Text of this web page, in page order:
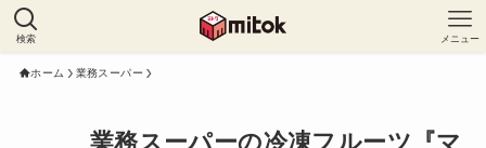
検索 メニュー
ホーム 業務スーパー
業務スーパーの冷凍フルーツ『マ